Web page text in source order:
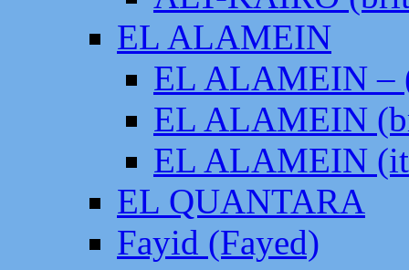
EL ALAMEIN
EL ALAMEIN –
EL ALAMEIN
EL ALAMEIN
EL QUANTARA
Fayid (Fayed)